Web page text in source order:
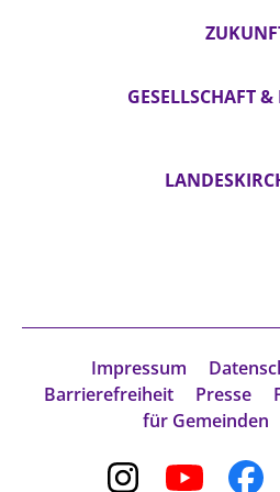
GESELLSCHAFT &
Impressum
Barrierefreiheit
Presse
für Gemeinden